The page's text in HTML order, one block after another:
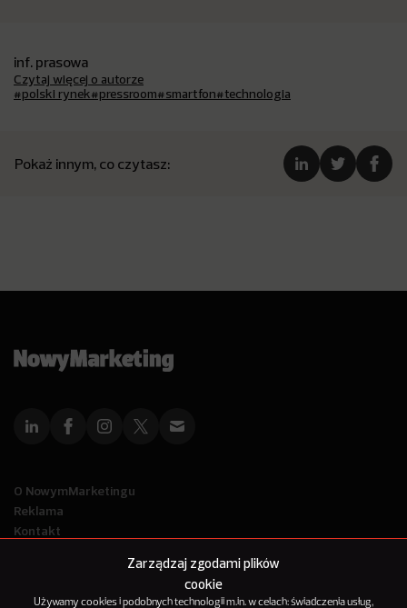
Zarządzaj zgodami plików
cookie
Używamy cookies i podobnych technologii m.in. w celach: świadczenia usług,
inf. prasowa
Czytaj więcej o autorze
#polski rynek#pressroom#smartfon#technologia
Pokaż innym, co czytasz:
O NowymMarketingu
Reklama
Kontakt